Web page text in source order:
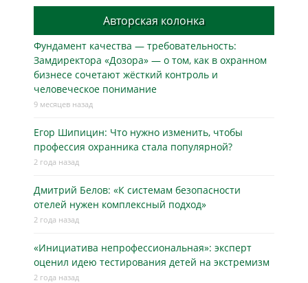
Авторская колонка
Фундамент качества — требовательность:
Замдиректора «Дозора» — о том, как в охранном
бизнесe сочетают жёсткий контроль и
человеческое понимание
9 месяцев назад
Егор Шипицин: Что нужно изменить, чтобы
профессия охранника стала популярной?
2 года назад
Дмитрий Белов: «К системам безопасности
отелей нужен комплексный подход»
2 года назад
«Инициатива непрофессиональная»: эксперт
оценил идею тестирования детей на экстремизм
2 года назад